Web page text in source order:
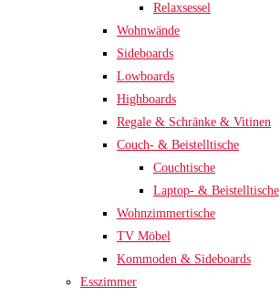
Relaxsessel
Wohnwände
Sideboards
Lowboards
Highboards
Regale & Schränke & Vitinen
Couch- & Beistelltische
Couchtische
Laptop- & Beistelltische
Wohnzimmertische
TV Möbel
Kommoden & Sideboards
Esszimmer